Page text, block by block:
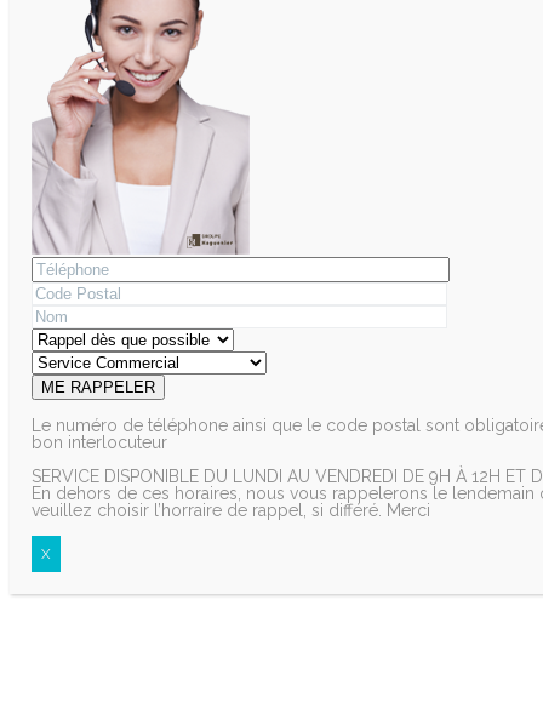
Le numéro de téléphone ainsi que le code postal sont
bon interlocuteur
SERVICE DISPONIBLE DU LUNDI AU VENDREDI DE 9H À 12H ET
En dehors de ces horaires, nous vous rappelerons le
veuillez choisir l’horraire de rappel, si différé. Merci
X